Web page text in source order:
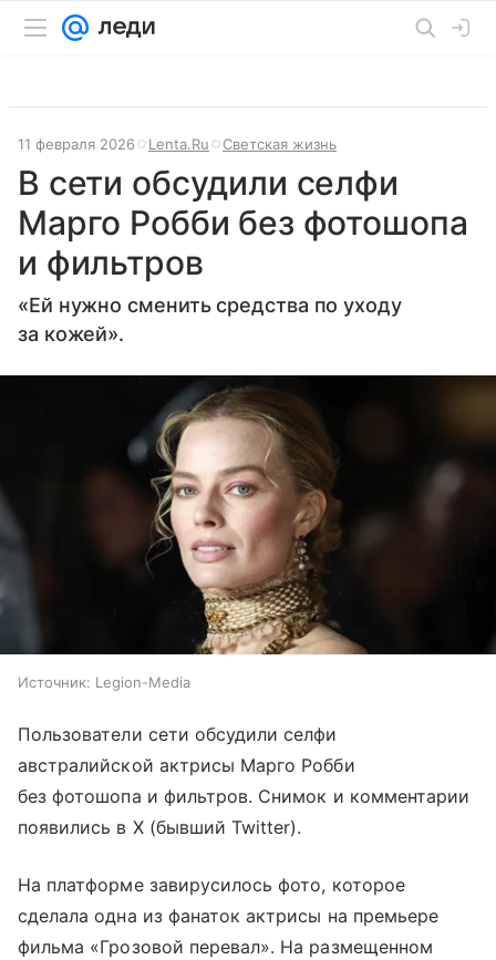
11 февраля 2026 Lenta.Ru Светская жизнь
В сети обсудили селфи
Марго Робби без фотошопа
и фильтров
«Ей нужно сменить средства по уходу
за кожей».
Источник: Legion-Media
Пользователи сети обсудили селфи
австралийской актрисы Марго Робби
без фотошопа и фильтров. Снимок и комментарии
появились в X (бывший Twitter).
На платформе завирусилось фото, которое
сделала одна из фанаток актрисы на премьере
фильма «Грозовой перевал». На размещенном